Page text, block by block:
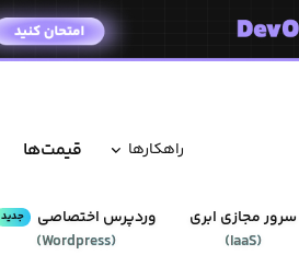
راهکار‌ها قیمت‌ها
وردپرس‌ اختصاصی جدید
(
Wordpress
)
سرور مجازی ابری
(
IaaS
)